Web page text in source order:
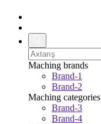
Maching brands
Brand-1
Brand-2
Maching categories
Brand-3
Brand-4